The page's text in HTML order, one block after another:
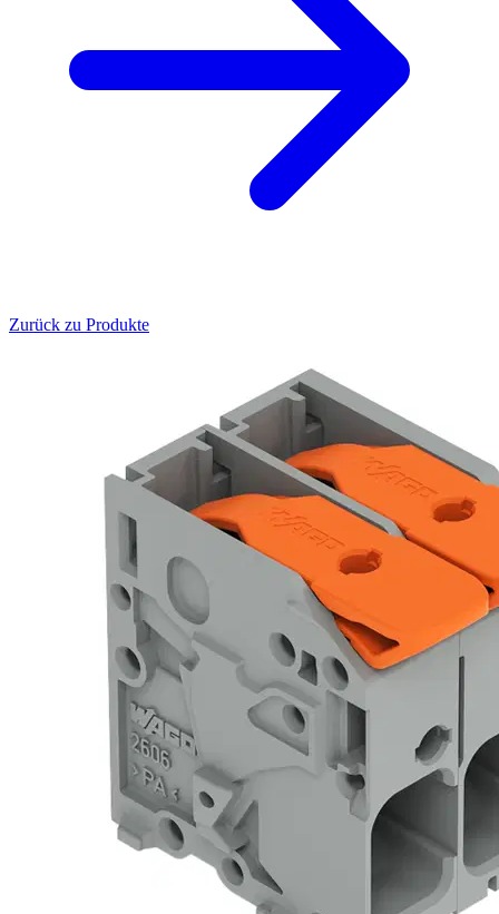
Zurück zu Produkte